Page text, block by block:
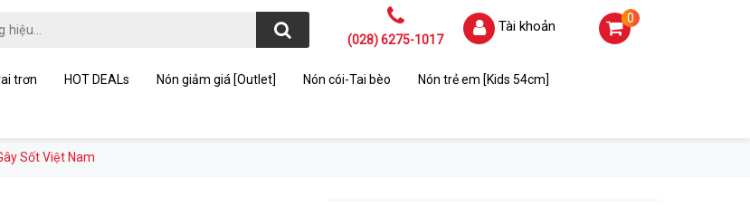
(028) 6275-1017
Tài khoản 0
trơn HOT DEALs Nón giảm giá [Outlet] Nón cói-Tai bèo Nón trẻ em [Kids 54cm]
Sốt Việt Nam